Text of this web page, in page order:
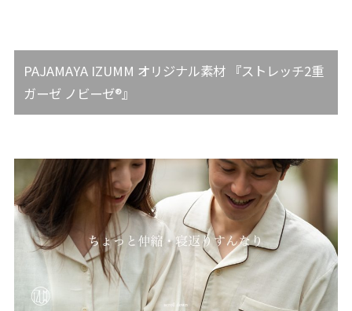
PAJAMAYA IZUMM オリジナル素材 『ストレッチ2重
ガーゼ ノビーゼ®』